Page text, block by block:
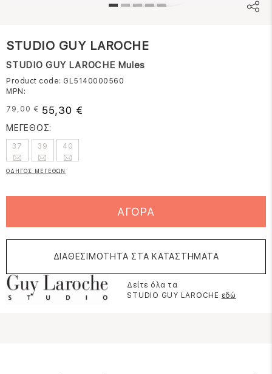
STUDIO GUY LAROCHE
STUDIO GUY LAROCHE Mules
Product code: GL5140000560
MPN:
79,00 € 55,30 €
ΜΕΓΕΘΟΣ:
37 39 40
ΟΔΗΓΟΣ ΜΕΓΕΘΩΝ
ΑΓΟΡΑ
ΔΙΑΘΕΣΙΜΟΤΗΤΑ ΣΤΑ ΚΑΤΑΣΤΗΜΑΤΑ
Δείτε όλα τα
STUDIO GUY LAROCHE εδώ